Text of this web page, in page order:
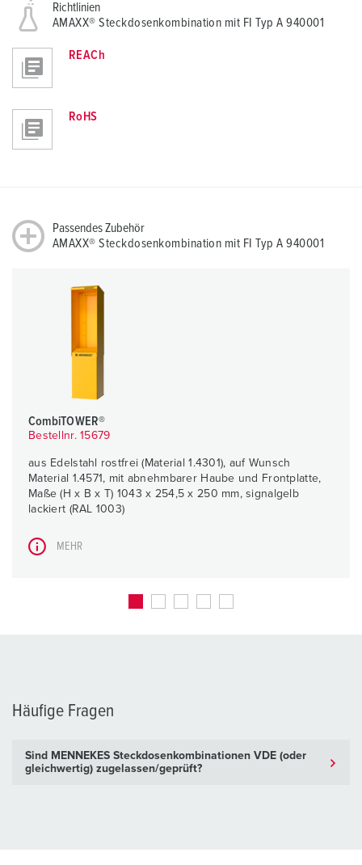
Richtlinien
AMAXX® Steckdosenkombination mit FI Typ A 940001
REACh
RoHS
Passendes Zubehör
AMAXX® Steckdosenkombination mit FI Typ A 940001
CombiTOWER®
Bestellnr. 15679
aus Edelstahl rostfrei (Material 1.4301), auf Wunsch
Material 1.4571, mit abnehmbarer Haube und Frontplatte,
Maße (H x B x T) 1043 x 254,5 x 250 mm, signalgelb
lackiert (RAL 1003)
MEHR
Häufige Fragen
Sind MENNEKES Steckdosenkombinationen VDE (oder
gleichwertig) zugelassen/geprüft?